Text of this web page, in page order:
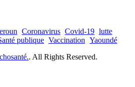
Coronavirus Covid-19 lutte
publique Vaccination Yaoundé
. All Rights Reserved.